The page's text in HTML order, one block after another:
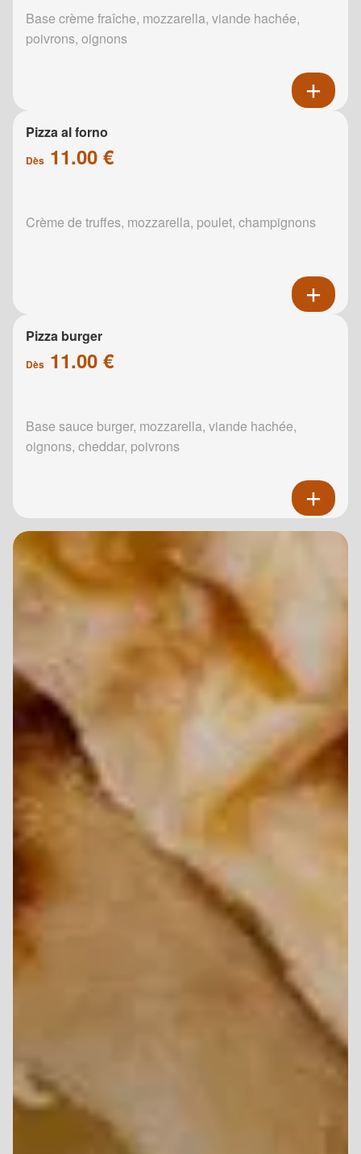
Base crème fraîche, mozzarella, viande hachée,
poivrons, oignons
Pizza al forno
Dès 11.00 €
Crème de truffes, mozzarella, poulet, champignons
Pizza burger
Dès 11.00 €
Base sauce burger, mozzarella, viande hachée,
oignons, cheddar, poivrons